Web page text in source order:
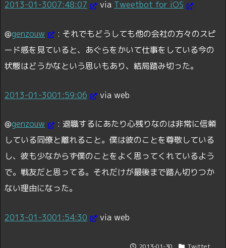
2013-01-3007:48:07 via Tweetbot for iOS
@genzouw : それでもどうしても他の会社の方々のスピ
ード感を見ていると、あぐらをかいて仕事をしている今の
状態はどうかなという思いもあり、結局踏み切った。
2013-01-3001:59:06 via web
@genzouw : 退職するにあたり心残りなのは非常に信頼
している同僚と離れること。僕は彼のことを尊敬している
し、彼も少なからず僕のことをよく思ってくれているよう
で。戦友だと思ってる。それだけが最後まで踏ん切りつか
ない理由になった。
2013-01-3001:54:30 via web
2013-01-30 Twittet